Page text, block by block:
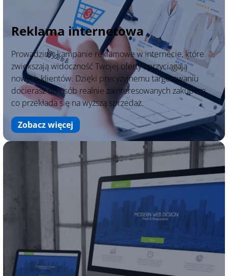
Reklama internetowa
Prowadzimy kampanie reklamowe w internecie, które
zwiększają widoczność Twojej oferty i przyciągają
nowych klientów. Dzięki precyzyjnemu targetowaniu
docierasz do osób realnie zainteresowanych zakupem,
co przekłada się na wyższą sprzedaż.
Zobacz więcej